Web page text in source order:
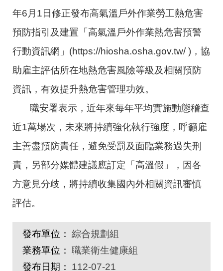
年6月1日修正發布高氣溫戶外作業勞工熱危害
預防指引及建置「高氣溫戶外作業熱危害預警
行動資訊網」(https://hiosha.osha.gov.tw/ )，協
助雇主評估所在地熱危害風險等級及相關預防
資訊，有效提升熱危害管理功效。
職安署表示，近年來每年平均實施動態稽查
近1萬場次，未來將持續強化執行強度，呼籲雇
主善盡預防責任，避免受罰及面臨業務過失刑
責，另部分媒體建議應訂定「高溫假」，因各
方意見分歧，將持續收集國內外相關資訊審慎
評估。
發布單位： 綜合規劃組
業務單位： 職業衛生健康組
發布日期：
112-07-21